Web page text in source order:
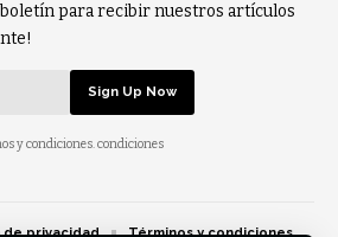
boletín para recibir nuestros artículos
y condiciones. condiciones
privacidad Términos y condiciones